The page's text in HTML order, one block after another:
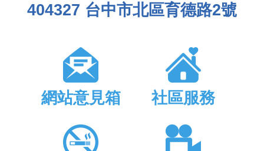
404327 台中市北區育德路2號
網站意見箱 社區服務